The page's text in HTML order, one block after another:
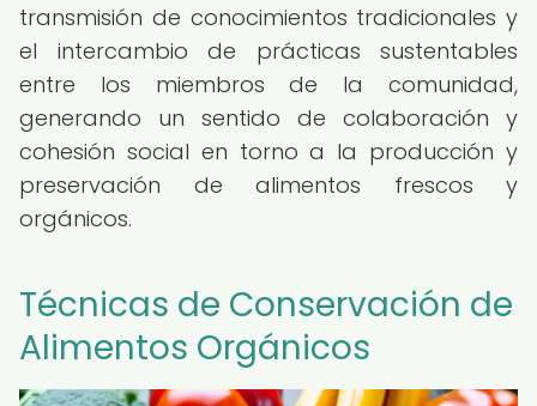
transmisión de conocimientos tradicionales y
el intercambio de prácticas sustentables
entre los miembros de la comunidad,
generando un sentido de colaboración y
cohesión social en torno a la producción y
preservación de alimentos frescos y
orgánicos.
Técnicas de Conservación de
Alimentos Orgánicos